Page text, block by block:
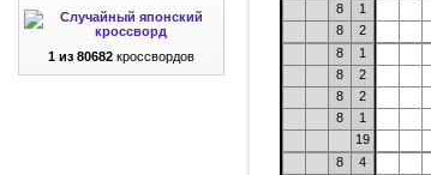
1 из 80682 кроссвордов
8
1
8
2
8
1
8
2
8
2
8
1
19
8
4